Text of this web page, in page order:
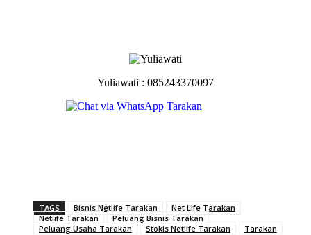
Yuliawati : 085243370097
TAGS Bisnis Netlife Tarakan
Net Life Tarakan
Netlife Tarakan
Peluang Bisnis Tarakan
Peluang Usaha Tarakan
Stokis Netlife Tarakan Tarakan